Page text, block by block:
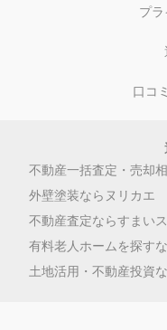
プ
口コ
不動産一括査定・売却
外壁塗装ならヌリカエ
不動産査定ならすまい
有料老人ホームを探す
土地活用・不動産投資